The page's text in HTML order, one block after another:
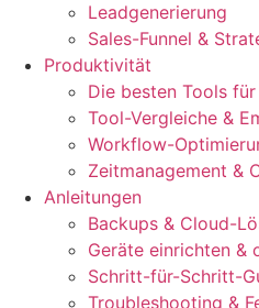
Leadgenerierung
Sales-Funnel &
Produktivität
Die besten Tools
Tool-Vergleiche &
Workflow-
Zeitmanagement &
Anleitungen
Backups & Cloud-
Geräte einrichten &
Schritt-für-Schritt-
Troubleshooting &